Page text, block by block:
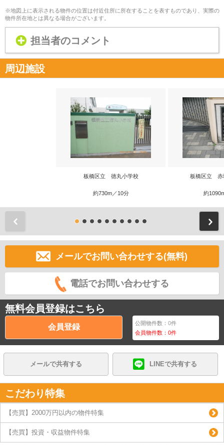
※地図上に表示される物件の位置は付近住所に所在することを表すものであり、実際の
物件所在地とは異なる場合がございます。
担当者のコメント
周辺施設
板橋区立 徳丸小学校
約730m／10分
板橋区立 赤
約
メールでお問い合わせする(無料)
電話でお問い合わせする
無料会員登録はこちら
会員登録 公開物件数：0件
会員物件数：0件
メールで共有する LINEで共有する
こだわり特集
【売買】2000万円以内の物件特集
【売買】投資・収益物件特集